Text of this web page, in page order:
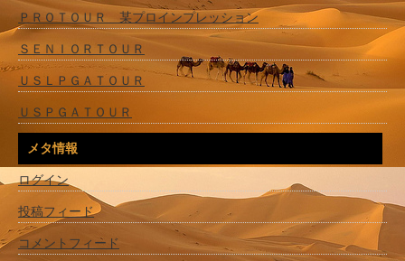
ＰＲＯＴＯＵＲ 某プロインプレッション
ＳＥＮＩＯＲＴＯＵＲ
ＵＳＬＰＧＡＴＯＵＲ
ＵＳＰＧＡＴＯＵＲ
メタ情報
ログイン
投稿フィード
コメントフィード